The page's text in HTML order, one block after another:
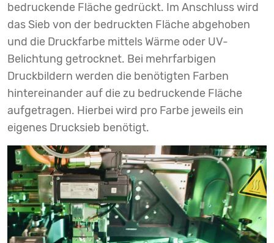
bedruckende Fläche gedrückt. Im Anschluss wird
das Sieb von der bedruckten Fläche abgehoben
und die Druckfarbe mittels Wärme oder UV-
Belichtung getrocknet. Bei mehrfarbigen
Druckbildern werden die benötigten Farben
hintereinander auf die zu bedruckende Fläche
aufgetragen. Hierbei wird pro Farbe jeweils ein
eigenes Drucksieb benötigt.